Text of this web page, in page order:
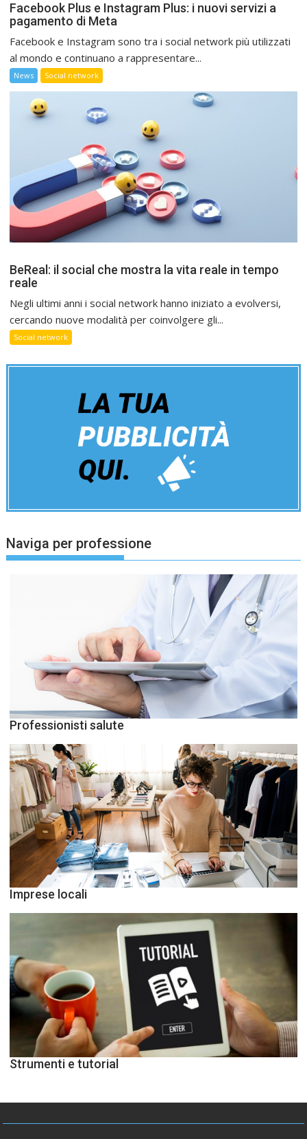
Facebook Plus e Instagram Plus: i nuovi servizi a
pagamento di Meta
Facebook e Instagram sono tra i social network più utilizzati
al mondo e continuano a rappresentare...
News Social network
BeReal: il social che mostra la vita reale in tempo
reale
Negli ultimi anni i social network hanno iniziato a evolversi,
cercando nuove modalità per coinvolgere gli...
Social network
Naviga per professione
Professionisti salute
Imprese locali
Strumenti e tutorial